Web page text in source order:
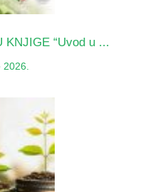
KNJIGE “Uvod u ...